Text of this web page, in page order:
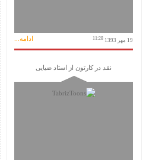
19 مهر 1393 11:28 ادامه...
نقد در کارتون از استاد ضیایی